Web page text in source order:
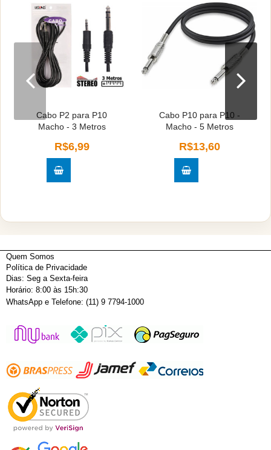
Cabo P2 para P10
Macho - 3 Metros
R$6,99
Cabo P10 para P10 -
Macho - 5 Metros
R$13,60
Quem Somos
Política de Privacidade
Dias: Seg a Sexta-feira
Horário: 8:00 às 15h:30
WhatsApp e Telefone: (11) 9 7794-1000